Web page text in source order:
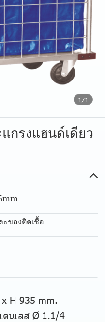
1/1
แกรงแฮนด์เดียว
ะของติดเชื้อ
H 935 mm.
ตนเลส Ø 1.1/4